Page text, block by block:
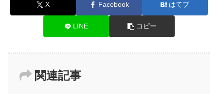
X Facebook はてブ
LINE コピー
関連記事